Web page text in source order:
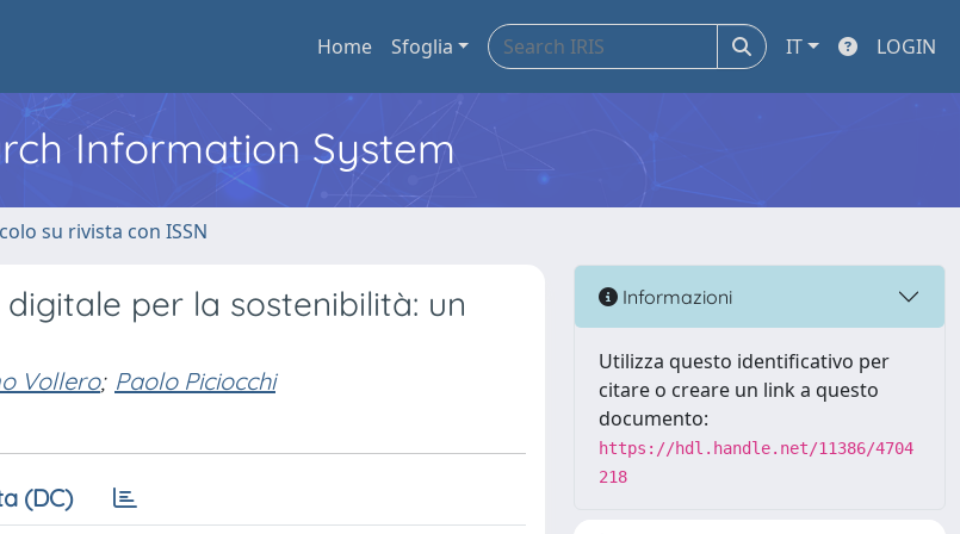
Home Sfoglia IT LOGIN
Information System
su rivista con ISSN
per la sostenibilità: un
Vollero; Paolo Piciocchi
(DC)
Informazioni
Utilizza questo identificativo per
citare o creare un link a questo
documento:
https://hdl.handle.net/11386/4704
218